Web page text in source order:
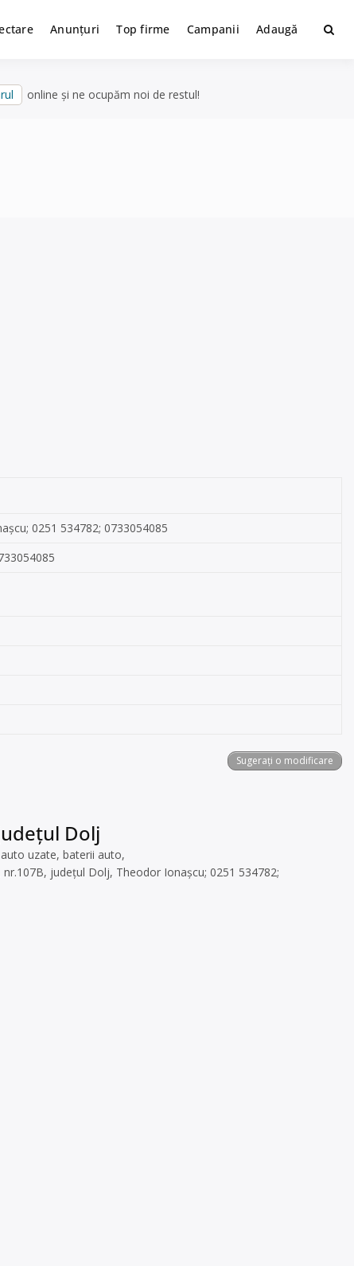
Anunțuri Top firme Campanii Adaugă
online și ne ocupăm noi de restul!
0251 534782; 0733054085
Sugerați o modificare
Dolj
uzate, baterii auto,
județul Dolj, Theodor Ionașcu; 0251 534782;